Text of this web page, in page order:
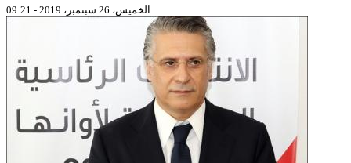
الخميس، 26 سبتمبر، 2019 - 09:21